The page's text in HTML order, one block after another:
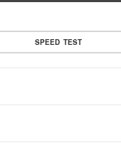
SPEED TEST